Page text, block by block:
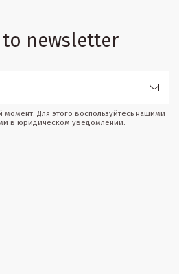
newsletter
Для этого воспользуйтесь нашими
в юридическом уведомлении.